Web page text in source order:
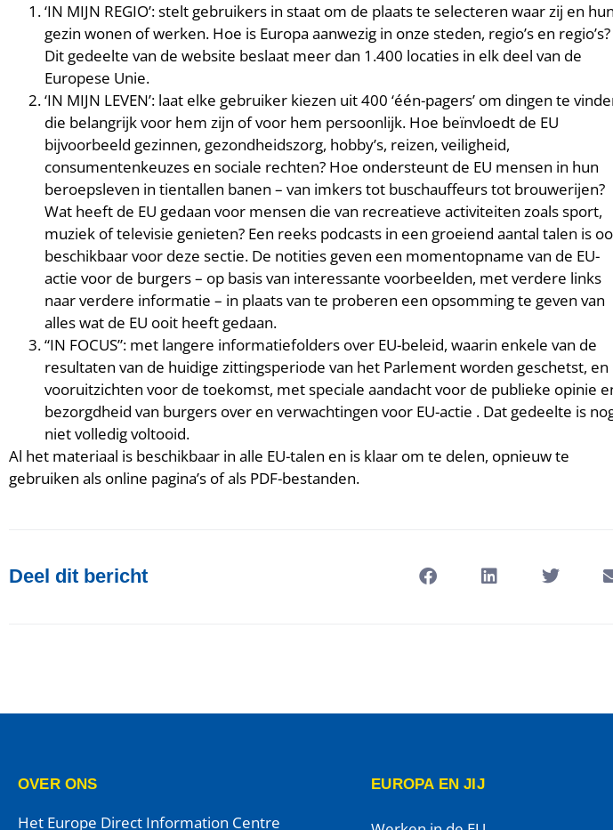
‘IN MIJN REGIO’: stelt gebruikers in staat om de plaats te selecteren waar zij en hun
gezin wonen of werken. Hoe is Europa aanwezig in onze steden, regio’s en regio’s?
Dit gedeelte van de website beslaat meer dan 1.400 locaties in elk deel van de
Europese Unie.
‘IN MIJN LEVEN’: laat elke gebruiker kiezen uit 400 ‘één-pagers’ om dingen te
die belangrijk voor hem zijn of voor hem persoonlijk. Hoe beïnvloedt de EU
bijvoorbeeld gezinnen, gezondheidszorg, hobby’s, reizen, veiligheid,
consumentenkeuzes en sociale rechten? Hoe ondersteunt de EU mensen in hun
beroepsleven in tientallen banen – van imkers tot buschauffeurs tot brouwerijen?
Wat heeft de EU gedaan voor mensen die van recreatieve activiteiten zoals sport,
muziek of televisie genieten? Een reeks podcasts in een groeiend aantal talen is
beschikbaar voor deze sectie. De notities geven een momentopname van de EU-
actie voor de burgers – op basis van interessante voorbeelden, met verdere links
naar verdere informatie – in plaats van te proberen een opsomming te geven van
alles wat de EU ooit heeft gedaan.
“IN FOCUS”: met langere informatiefolders over EU-beleid, waarin enkele van de
resultaten van de huidige zittingsperiode van het Parlement worden geschetst, en
vooruitzichten voor de toekomst, met speciale aandacht voor de publieke opinie
bezorgdheid van burgers over en verwachtingen voor EU-actie . Dat gedeelte is
niet volledig voltooid.
Al het materiaal is beschikbaar in alle EU-talen en is klaar om te delen, opnieuw te
gebruiken als online pagina’s of als PDF-bestanden.
Deel dit bericht
OVER ONS
Het Europe Direct Information Centre
EUROPA EN JIJ